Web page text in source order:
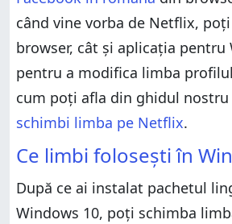
când vine vorba de Netflix,
browser, cât și aplicația pentru
pentru a modifica limba
cum poți afla din ghidul nostru
schimbi limba pe Netflix.
Ce limbi folosești în
După ce ai instalat pachetul
Windows 10, poți schimba